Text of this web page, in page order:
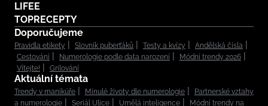
LIFEE
TOPRECEPTY
Doporučujeme
Pravidla etikety Slovník puberťáků Testy a kvízy
Andělská čísla
Cestování
Numerologie podle data narození
Módní trendy 2026
Vítejte!
Grilování
Aktuální témata
Trendy v manikúře Minulé životy dle numerologie
Partnerské vztahy
a numerologie
Seriál Ulice Umělá inteligence
Módní trendy na